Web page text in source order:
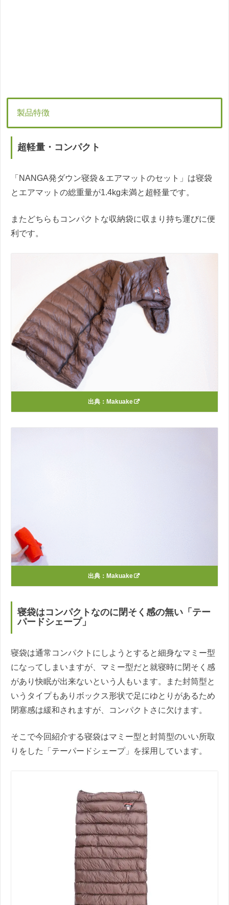
製品特徴
超軽量・コンパクト
「NANGA発ダウン寝袋＆エアマットのセット」は寝袋
とエアマットの総重量が1.4kg未満と超軽量です。
またどちらもコンパクトな収納袋に収まり持ち運びに便
利です。
出典： Makuake
出典： Makuake
寝袋はコンパクトなのに閉そく感の無い「テー
パードシェープ」
寝袋は通常コンパクトにしようとすると細身なマミー型
になってしまいますが、マミー型だと就寝時に閉そく感
があり快眠が出来ないという人もいます。また封筒型と
いうタイプもありボックス形状で足にゆとりがあるため
閉塞感は緩和されますが、コンパクトさに欠けます。
そこで今回紹介する寝袋はマミー型と封筒型のいい所取
りをした「テーパードシェープ」を採用しています。